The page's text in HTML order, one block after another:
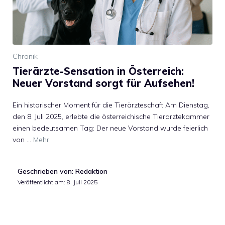
Chronik
Tierärzte-Sensation in Österreich:
Neuer Vorstand sorgt für Aufsehen!
Ein historischer Moment für die Tierärzteschaft Am Dienstag,
den 8. Juli 2025, erlebte die österreichische Tierärztekammer
einen bedeutsamen Tag: Der neue Vorstand wurde feierlich
von … Mehr
Geschrieben von: Redaktion
Veröffentlicht am: 8. Juli 2025